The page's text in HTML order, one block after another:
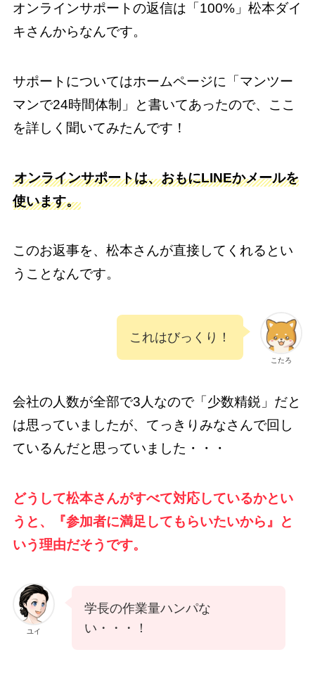
オンラインサポートの返信は「100%」松本ダイ
キさんからなんです。
サポートについてはホームページに「マンツー
マンで24時間体制」と書いてあったので、ここ
を詳しく聞いてみたんです！
オンラインサポートは、おもにLINEかメールを
使います。
このお返事を、松本さんが直接してくれるとい
うことなんです。
こたろ
これはびっくり！
会社の人数が全部で3人なので「少数精鋭」だと
は思っていましたが、てっきりみなさんで回し
ているんだと思っていました・・・
どうして松本さんがすべて対応しているかとい
うと、『参加者に満足してもらいたいから』と
いう理由だそうです。
ユイ
学長の作業量ハンパな
い・・・！